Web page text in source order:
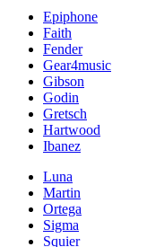
Epiphone
Faith
Fender
Gear4music
Gibson
Godin
Gretsch
Hartwood
Ibanez
Luna
Martin
Ortega
Sigma
Squier